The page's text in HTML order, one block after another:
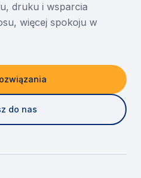
druku i wsparcia
więcej spokoju w
do nas